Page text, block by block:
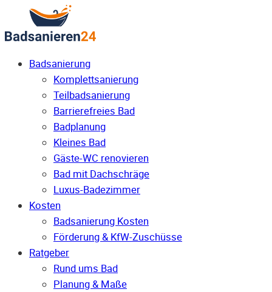
Badsanierung
Komplettsanierung
Teilbadsanierung
Barrierefreies Bad
Badplanung
Kleines Bad
Gäste-WC renovieren
Bad mit Dachschräge
Luxus-Badezimmer
Kosten
Badsanierung Kosten
Förderung & KfW-Zuschüsse
Ratgeber
Rund ums Bad
Planung & Maße